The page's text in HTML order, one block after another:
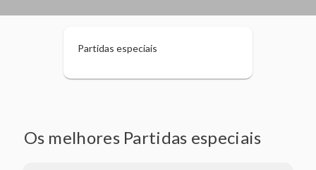
Partidas especiais
Os melhores Partidas especiais